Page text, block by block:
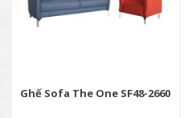
Ghế Sofa The One SF48-2660